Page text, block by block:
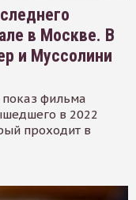
в Москве. В
и Муссолини
показ фильма
в 2022
проходит в